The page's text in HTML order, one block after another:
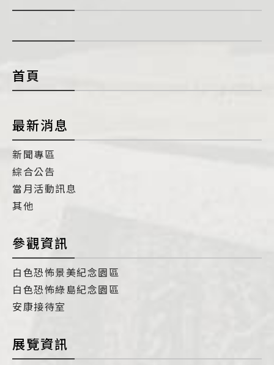
首頁
最新消息
新聞專區
綜合公告
當月活動訊息
其他
參觀資訊
白色恐怖景美紀念園區
白色恐怖綠島紀念園區
安康接待室
展覽資訊